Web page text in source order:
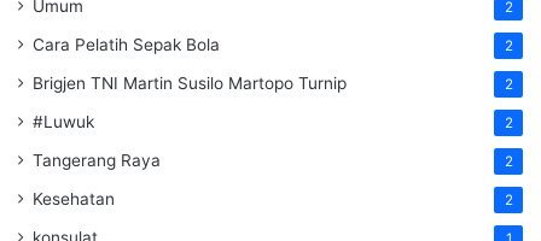
Umum 2
Cara Pelatih Sepak Bola 2
Brigjen TNI Martin Susilo Martopo Turnip 2
#Luwuk 2
Tangerang Raya 2
Kesehatan 2
konsulat